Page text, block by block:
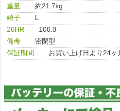
重量
約21.7kg
端子
L
20HR
100.0
備考
密閉型
保証期間
お買い上げ日より24ヶ